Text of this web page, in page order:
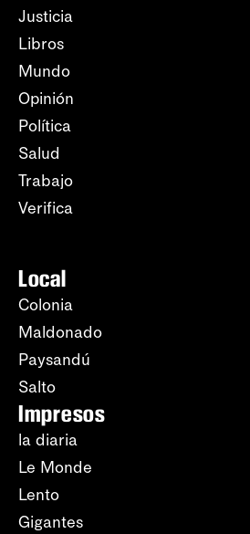
Justicia
Libros
Mundo
Opinión
Política
Salud
Trabajo
Verifica
Local
Colonia
Maldonado
Paysandú
Salto
Impresos
la diaria
Le Monde
Lento
Gigantes